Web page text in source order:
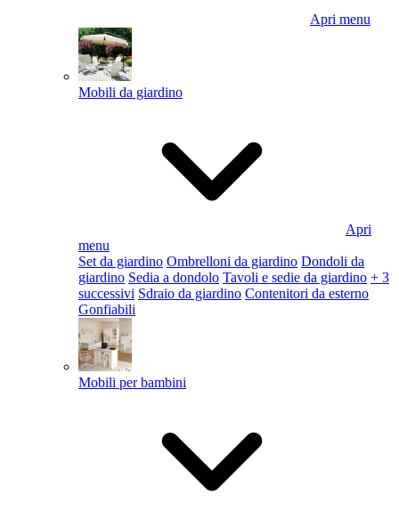
Apri menu
Mobili da giardino
Apri
menu
Set da giardino Ombrelloni da giardino Dondoli da
giardino Sedia a dondolo Tavoli e sedie da giardino + 3
successivi Sdraio da giardino Contenitori da esterno
Gonfiabili
Mobili per bambini